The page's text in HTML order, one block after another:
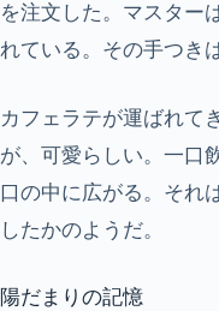
を注文した。マスター
れている。その手つき
カフェラテが運ばれて
が、可愛らしい。一口
口の中に広がる。それ
したかのようだ。
陽だまりの記憶